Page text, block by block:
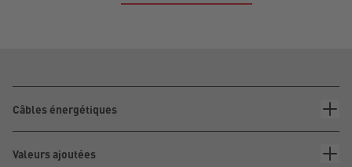
Câbles énergétiques
Valeurs ajoutées